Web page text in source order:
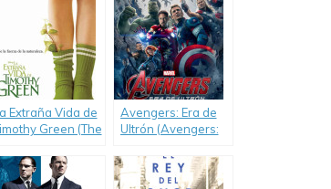
Extraña Vida de
Green (The
Avengers: Era de
Ultrón (Avengers: